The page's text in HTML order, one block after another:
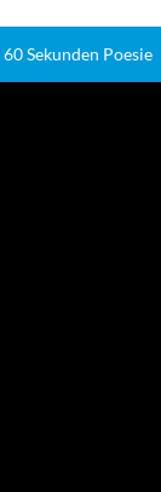
60 Sekunden Poesie